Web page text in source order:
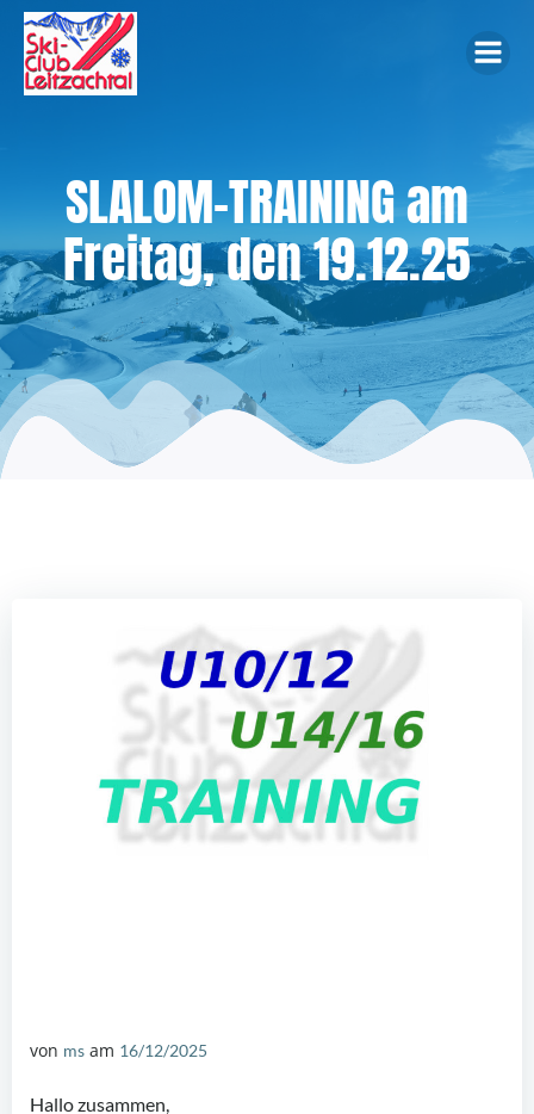
SLALOM-TRAINING am
Freitag, den 19.12.25
von ms am 16/12/2025
Hallo zusammen,